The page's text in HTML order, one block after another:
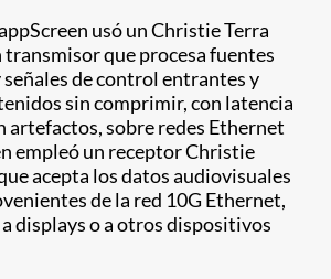
usó un Christie Terra
que procesa fuentes
de control entrantes y
sin comprimir, con latencia
artefactos, sobre redes Ethernet
empleó un receptor Christie
acepta los datos audiovisuales
de la red 10G Ethernet,
displays o a otros dispositivos